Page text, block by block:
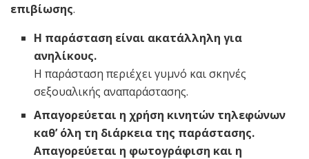
επιβίωσης.
Η παράσταση είναι ακατάλληλη για
ανηλίκους.
Η παράσταση περιέχει γυμνό και σκηνές
σεξουαλικής αναπαράστασης.
Απαγορεύεται η χρήση κινητών τηλεφώνων
καθ’ όλη τη διάρκεια της παράστασης.
Απαγορεύεται η φωτογράφιση και η